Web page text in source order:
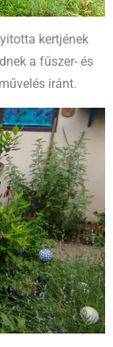
kertjének
a fűszer- és
iránt.